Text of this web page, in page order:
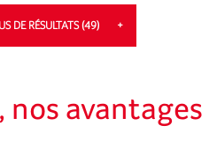
DE RÉSULTATS (49)
nos avantages